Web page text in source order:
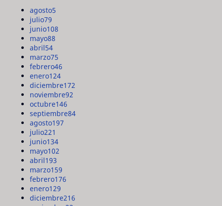
agosto5
julio79
junio108
mayo88
abril54
marzo75
febrero46
enero124
diciembre172
noviembre92
octubre146
septiembre84
agosto197
julio221
junio134
mayo102
abril193
marzo159
febrero176
enero129
diciembre216